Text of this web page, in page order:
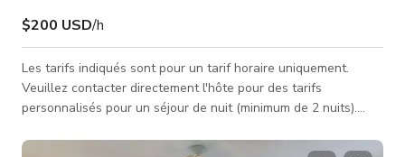
$200 USD/h
Les tarifs indiqués sont pour un tarif horaire uniquement.
Veuillez contacter directement l'hôte pour des tarifs
personnalisés pour un séjour de nuit (minimum de 2 nuits).
en Floride. Vous disposez de votre propre coin cuisine avec les